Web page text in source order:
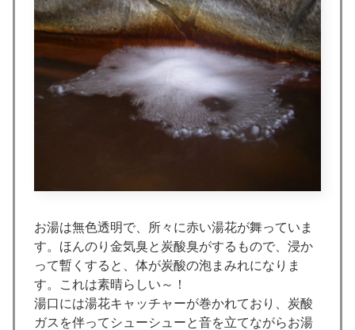
お湯は無色透明で、所々に赤い湯花が舞っていま
す。ほんのり金気臭と炭酸臭がするもので、浸か
って暫くすると、体が炭酸の泡まみれになりま
す。これは素晴らしい～！
湯口には湯花キャッチャーが巻かれており、炭酸
ガスを伴ってシューシューと音を立てながらお湯